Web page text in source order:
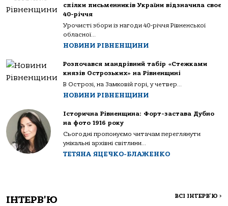
спілки письменників України відзначила своє
40-річчя
Урочисті збори із нагоди 40-річчя Рівненської
обласної...
НОВИНИ РІВНЕНЩИНИ
Розпочався мандрівний табір «Стежками
князів Острозьких» на Рівненщині
В Острозі, на Замковій горі, у четвер...
НОВИНИ РІВНЕНЩИНИ
Історична Рівненщина: Форт-застава Дубно
на фото 1916 року
Сьогодні пропонуємо читачам переглянути
унікальні архівні світлини...
ТЕТЯНА ЯЦЕЧКО-БЛАЖЕНКО
ІНТЕРВ'Ю ВСІ ІНТЕРВ'Ю >